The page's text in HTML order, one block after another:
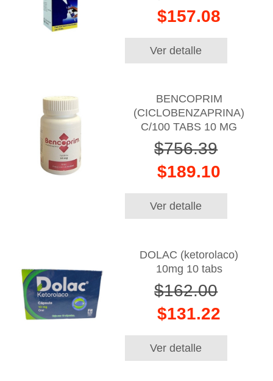
$157.08
Ver detalle
BENCOPRIM
(CICLOBENZAPRINA)
C/100 TABS 10 MG
$756.39
$189.10
Ver detalle
DOLAC (ketorolaco)
10mg 10 tabs
$162.00
$131.22
Ver detalle